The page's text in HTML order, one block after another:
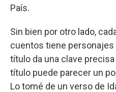
País.
Sin bien por otro lado,
cuentos tiene
título da una clave
título puede parecer un
Lo tomé de un verso de